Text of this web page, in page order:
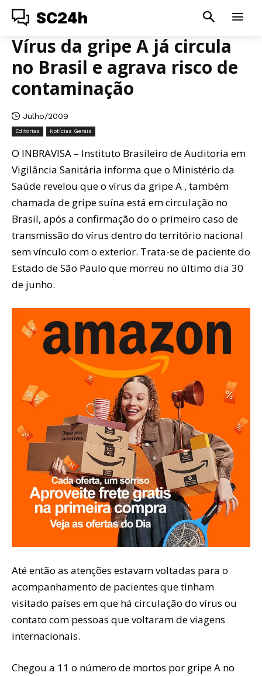
SC24h
Vírus da gripe A já circula
no Brasil e agrava risco de
contaminação
Julho/2009
Editorias Notícias Gerais
O INBRAVISA – Instituto Brasileiro de Auditoria em
Vigilância Sanitária informa que o Ministério da
Saúde revelou que o vírus da gripe A , também
chamada de gripe suína está em circulação no
Brasil, após a confirmação do o primeiro caso de
transmissão do vírus dentro do território nacional
sem vínculo com o exterior. Trata-se de paciente do
Estado de São Paulo que morreu no último dia 30
de junho.
Até então as atenções estavam voltadas para o
acompanhamento de pacientes que tinham
visitado países em que há circulação do vírus ou
contato com pessoas que voltaram de viagens
internacionais.
Chegou a 11 o número de mortos por gripe A no